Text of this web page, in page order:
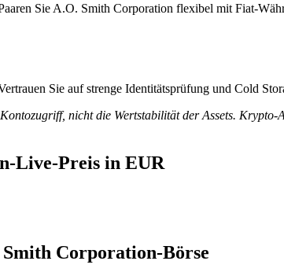
Sie A.O. Smith Corporation flexibel mit Fiat-
Sie auf strenge Identitätsprüfung und Cold
nicht die Wertstabilität der Assets.
Live-Preis in EUR
Corporation-Börse